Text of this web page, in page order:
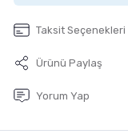
Taksit Seçenekleri
Ürünü Paylaş
Yorum Yap